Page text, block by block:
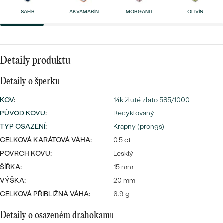
Wave kolekce
PROHLÉDNOUT
PODLE TVARU KAMENE
DIAMANTY
PROHLÉDNOUT
Personalizované
přívěsky
OBJEVIT
Nejprodávanější
prsteny
SAFÍR AKVAMARÍN MORGANIT OLIVÍN
Detaily produktu
Detaily o šperku
KOV:
14k žluté zlato 585/1000
PŮVOD KOVU:
Recyklovaný
TYP OSAZENÍ:
Krapny (prongs)
CELKOVÁ KARÁTOVÁ VÁHA:
0.5 ct
POVRCH KOVU:
Lesklý
ŠÍŘKA:
15 mm
VÝŠKA:
20 mm
CELKOVÁ PŘIBLIŽNÁ VÁHA:
6.9 g
Detaily o osazeném drahokamu